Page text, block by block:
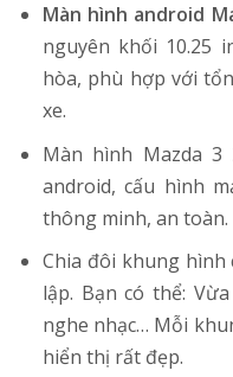
Màn hình android
nguyên khối 10.25
hòa, phù hợp với
xe.
Màn hình Mazda 3
android, cấu hình
thông minh, an toàn.
Chia đôi khung
lập. Bạn có thể:
nghe nhạc… Mỗi
hiển thị rất đẹp.